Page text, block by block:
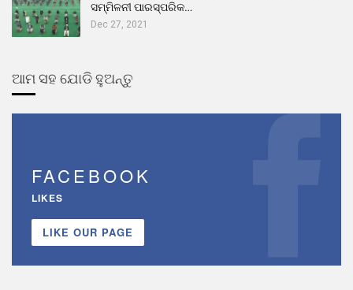
ସମ୍ମିଳନୀ ପାରସ୍ପରିକ…
Dec 27, 2021
ଆମ ସହ ଯୋଡି ହୁଅନ୍ତୁ
FACEBOOK
LIKES
LIKE OUR PAGE